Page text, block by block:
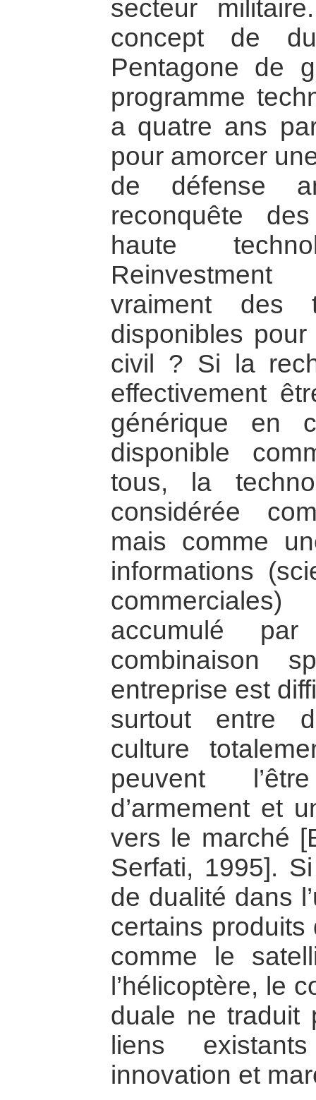
secteur
concept de
Pentagone de
programme
a quatre ans
pour amorcer
de défense
reconquête
haute
Reinvestment
vraiment des
disponibles
civil ? Si la
effectivement
générique en
disponible
tous, la
considérée
mais comme
informations
accumulé par
combinaison
entreprise est
surtout entre
culture
peuvent
d’armement et
vers le marché
Serfati, 1995].
de dualité dans
certains
comme le
l’hélicoptère, le
duale ne traduit
liens
innovation et